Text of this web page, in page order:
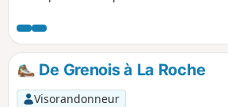
De Grenois à La Roche
Visorandonneur